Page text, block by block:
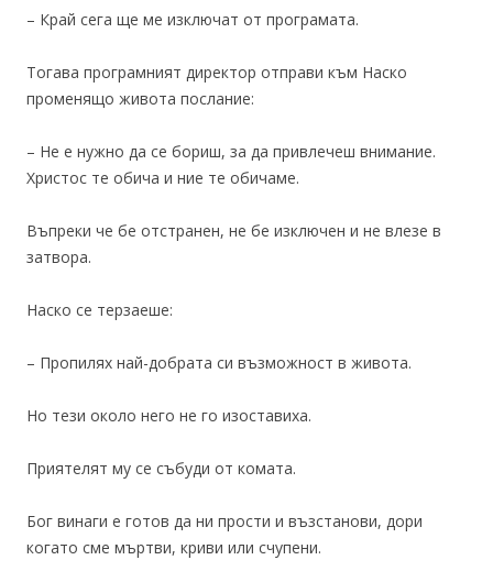
– Край сега ще ме изключат от програмата.
Тогава програмният директор отправи към Наско
променящо живота послание:
– Не е нужно да се бориш, за да привлечеш внимание.
Христос те обича и ние те обичаме.
Въпреки че бе отстранен, не бе изключен и не влезе в
затвора.
Наско се терзаеше:
– Пропилях най-добрата си възможност в живота.
Но тези около него не го изоставиха.
Приятелят му се събуди от комата.
Бог винаги е готов да ни прости и възстанови, дори
когато сме мъртви, криви или счупени.